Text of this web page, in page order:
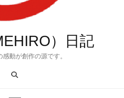
）日記
動が創作の源です。